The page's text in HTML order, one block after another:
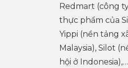
Redmart (công
thực phẩm của
Yippi (nền tảng
Malaysia), Silot
hội ở